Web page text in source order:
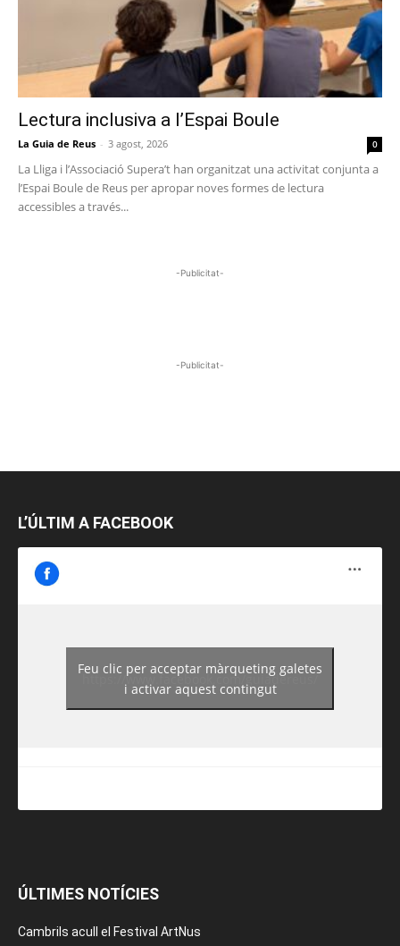
Lectura inclusiva a l’Espai Boule
La Guia de Reus - 3 agost, 2026 0
La Lliga i l’Associació Supera’t han organitzat una activitat conjunta a
l’Espai Boule de Reus per apropar noves formes de lectura
accessibles a través...
-Publicitat-
-Publicitat-
L’ÚLTIM A FACEBOOK
https://www.facebook.com/guiadereus/
Feu clic per acceptar màrqueting galetes
i activar aquest contingut
ÚLTIMES NOTÍCIES
Cambrils acull el Festival ArtNus